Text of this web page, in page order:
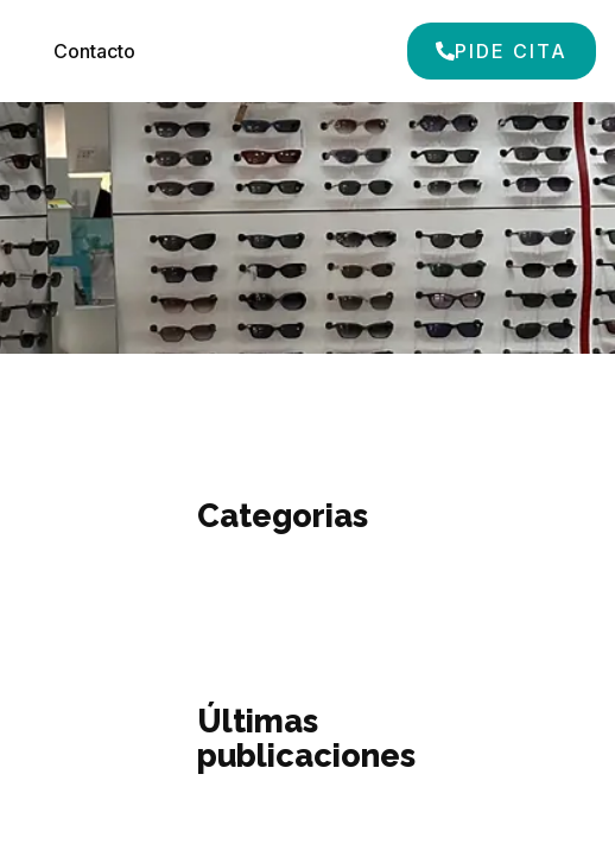
Contacto PIDE CITA
Categorias
Últimas
publicaciones